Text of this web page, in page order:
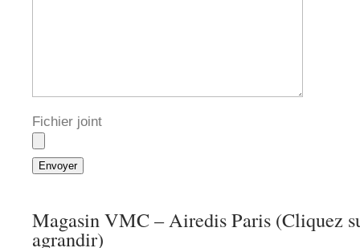
Fichier joint
Magasin VMC – Airedis Paris (Cliquez
agrandir)